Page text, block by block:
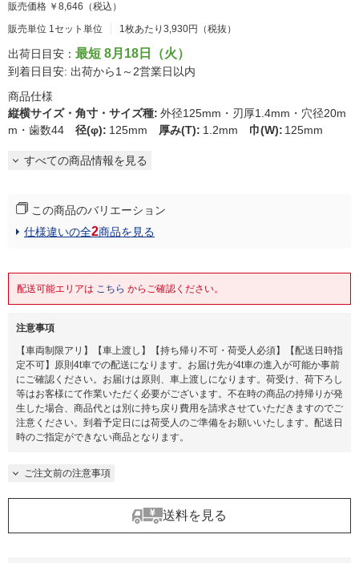
販売価格 ￥8,646 （税込）
販売単位 1セット単位
1枚あたり3,930円（税抜）
出荷日目安： 最短 8月18日（火）
到着日目安: 出荷から1～2営業日以内
商品仕様
縦横サイズ・角寸・サイズ種: 外径125mm・刃厚1.4mm・穴径20m
m・歯数44 径(φ): 125mm 厚み(T): 1.2mm 巾(W): 125mm
すべての商品情報を見る
この商品のバリエーション
仕様違いの全2商品を見る
配送可能エリアは こちら からご確認ください。
注意事項
【車両制限アリ】【車上渡し】【持ち帰り不可・荷受人必須】【配送日時指
定不可】原則4t車での配送になります。お届け先が4t車の進入が可能か事前
にご確認ください。お届けは原則、車上渡しになります。荷受け、荷下ろし
等はお客様にて作業いただく必要がございます。不在時の商品の持帰りが発
生した場合、商品代とは別に持ち戻り費用を請求させていただきますのでご
注意ください。到着予定日には荷受人のご準備をお願いいたします。配送日
時のご指定ができない商品となります。
ご注文前の注意事項
送料を見る